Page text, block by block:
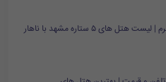
بهترین هتل پنج ستاره مشهد نزدیک حرم | لیست هتل های ۵ ستاره مشهد با ناهار